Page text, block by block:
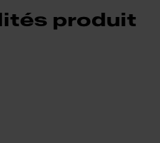
produit